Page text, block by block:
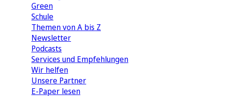
Green
Schule
Themen von A bis Z
Newsletter
Podcasts
Services und Empfehlungen
Wir helfen
Unsere Partner
E-Paper lesen